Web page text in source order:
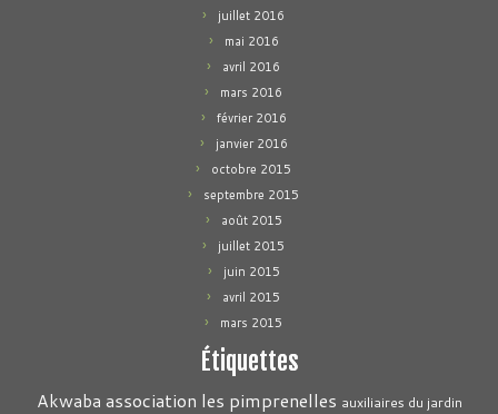
juillet 2016
mai 2016
avril 2016
mars 2016
février 2016
janvier 2016
octobre 2015
septembre 2015
août 2015
juillet 2015
juin 2015
avril 2015
mars 2015
Étiquettes
Akwaba association les pimprenelles auxiliaires du jardin